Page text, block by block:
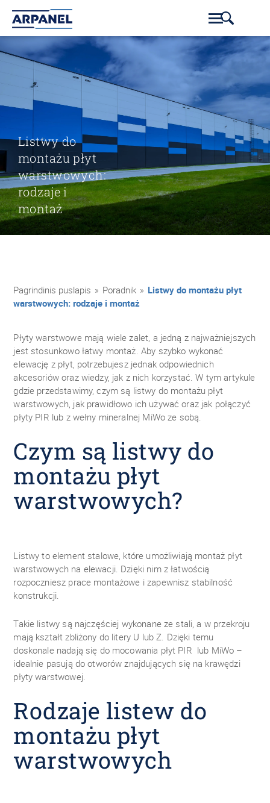
Listwy do
montażu płyt
warstwowych:
rodzaje i
montaż
Pagrindinis puslapis » Poradnik » Listwy do montażu płyt
warstwowych: rodzaje i montaż
Płyty warstwowe mają wiele zalet, a jedną z najważniejszych
jest stosunkowo łatwy montaż. Aby szybko wykonać
elewację z płyt, potrzebujesz jednak odpowiednich
akcesoriów oraz wiedzy, jak z nich korzystać. W tym artykule
gdzie przedstawimy, czym są listwy do montażu płyt
warstwowych, jak prawidłowo ich używać oraz jak połączyć
płyty PIR lub z wełny mineralnej MiWo ze sobą.
Czym są listwy do
montażu płyt
warstwowych?
Listwy to element stalowe, które umożliwiają montaż płyt
warstwowych na elewacji. Dzięki nim z łatwością
rozpoczniesz prace montażowe i zapewnisz stabilność
konstrukcji.
Takie listwy są najczęściej wykonane ze stali, a w przekroju
mają kształt zbliżony do litery U lub Z. Dzięki temu
doskonale nadają się do mocowania płyt PIR lub MiWo –
idealnie pasują do otworów znajdujących się na krawędzi
płyty warstwowej.
Rodzaje listew do
montażu płyt
warstwowych